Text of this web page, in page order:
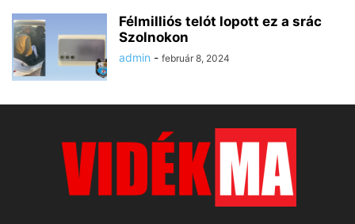
Félmilliós telót lopott ez a srác
Szolnokon
admin - február 8, 2024